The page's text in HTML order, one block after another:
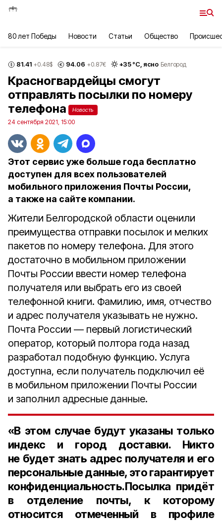
80 лет Победы Новости Статьи Общество
81.41 +0.48$ 94.06 +0.87€ +35°С, ясно Белгород
Красногвардейцы смогут
отправлять посылки по номеру
телефона
Новость
24 сентября 2021, 15:00
Этот сервис уже больше года бесплатно
доступен для всех пользователей
мобильного приложения Почты России,
а также на сайте компании.
Жители Белгородской области оценили
преимущества отправки посылок и мелких
пакетов по номеру телефона. Для этого
достаточно в мобильном приложении
Почты России ввести номер телефона
получателя или выбрать его из своей
телефонной книги. Фамилию, имя, отчество
и адрес получателя указывать не нужно.
Почта России — первый логистический
оператор, который полтора года назад
разработал подобную функцию. Услуга
доступна, если получатель подключил её
в мобильном приложении Почты России
и заполнил адресные данные.
«В этом случае будут указаны только
индекс и город доставки. Никто
не будет знать адрес получателя и его
персональные данные, это гарантирует
конфиденциальность.Посылка придёт
в отделение почты, к которому
относится отмеченный в профиле